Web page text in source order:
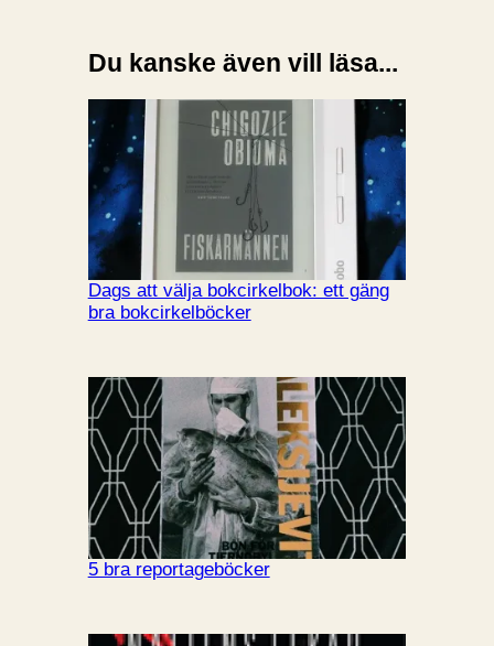
Du kanske även vill läsa...
Dags att välja bokcirkelbok: ett gäng
bra bokcirkelböcker
5 bra reportageböcker